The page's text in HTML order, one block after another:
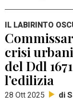
IL LABIRINTO
crisi
del Ddl
l’edilizia
28 Ott 2025 di